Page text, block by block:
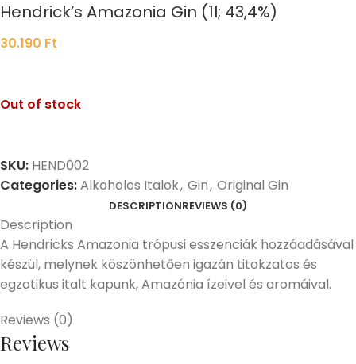
Hendrick’s Amazonia Gin (1l; 43,4%)
30.190 Ft
Out of stock
SKU: HEND002
Categories:Alkoholos Italok, Gin, Original Gin
DESCRIPTIONREVIEWS (0)
Description
A Hendricks Amazonia trópusi esszenciák hozzáadásával
készül, melynek köszönhetően igazán titokzatos és
egzotikus italt kapunk, Amazónia ízeivel és aromáival.
Reviews (0)
Reviews